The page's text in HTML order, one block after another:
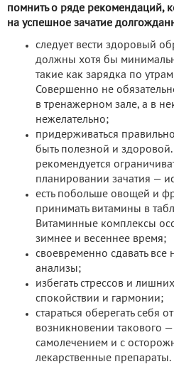
помнить о ряде рекомендаций,
на успешное зачатие
следует вести здоровый
должны хотя бы
такие как зарядка по
Совершенно не
в тренажерном зале, а в
нежелательно;
придерживаться
быть полезной и
рекомендуется
планировании зачатия —
есть побольше овощей и
принимать витамины в
Витаминные комплексы
зимнее и весеннее время;
своевременно сдавать
анализы;
избегать стрессов и
спокойствии и гармонии;
стараться оберегать себя
возникновении такового —
самолечением и с
лекарственные препараты.